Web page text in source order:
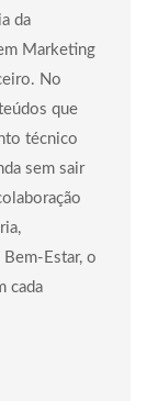
da
Marketing
No
que
técnico
sem sair
Estar, o
cada